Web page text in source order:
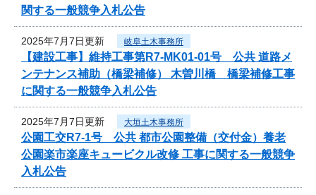
関する一般競争入札公告
2025年7月7日更新 岐阜土木事務所
【建設工事】維持工事第R7-MK01-01号 公共 道路メ
ンテナンス補助（橋梁補修） 木曽川橋 橋梁補修工事
に関する一般競争入札公告
2025年7月7日更新 大垣土木事務所
公園工交R7-1号 公共 都市公園整備（交付金）養老
公園楽市楽座キュービクル改修 工事に関する一般競争
入札公告